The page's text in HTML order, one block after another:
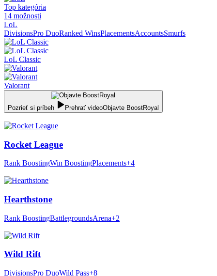
Top kategória
14 možnosti
LoL
DivisionsPro DuoRanked WinsPlacementsAccountsSmurfs
LoL Classic
Valorant
Pozrieť si príbeh Prehrať videoObjavte BoostRoyal
Rocket League
Rank BoostingWin BoostingPlacements+4
Hearthstone
Rank BoostingBattlegroundsArena+2
Wild Rift
DivisionsPro DuoWild Pass+8